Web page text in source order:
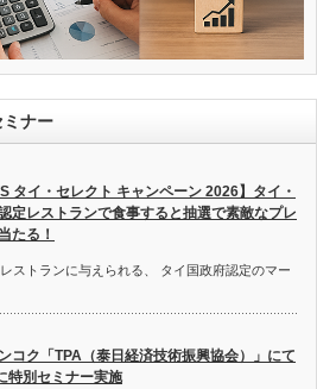
ナー
タイ・セレクト キャンペーン 2026】タイ・
定レストランで食事すると抽選で素敵なプレ
たる！
ストランに与えられる、 タイ国政府認定のマー
コク「TPA（泰日経済技術振興協会）」にて
特別セミナー実施